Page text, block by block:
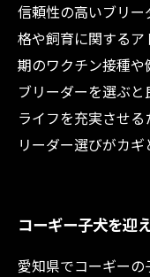
信頼性の高いブリ
格や飼育に関する
期のワクチン接種
ブリーダーを選ぶ
ライフを充実させ
リーダー選びがカギ
コーギー子犬を迎
愛知県でコーギーの